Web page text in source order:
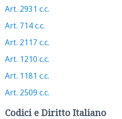
Art. 2931 c.c.
Art. 714 c.c.
Art. 2117 c.c.
Art. 1210 c.c.
Art. 1181 c.c.
Art. 2509 c.c.
Codici e Diritto Italiano